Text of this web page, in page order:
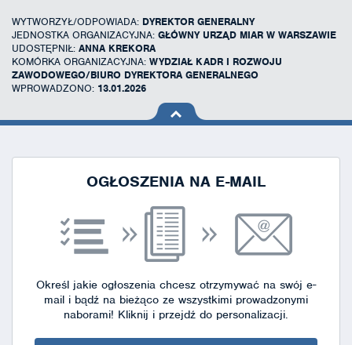
WYTWORZYŁ/ODPOWIADA: DYREKTOR GENERALNY
JEDNOSTKA ORGANIZACYJNA: GŁÓWNY URZĄD MIAR W WARSZAWIE
UDOSTĘPNIŁ: ANNA KREKORA
KOMÓRKA ORGANIZACYJNA: WYDZIAŁ KADR I ROZWOJU
ZAWODOWEGO/BIURO DYREKTORA GENERALNEGO
WPROWADZONO: 13.01.2026
na górę
OGŁOSZENIA NA E-MAIL
Określ jakie ogłoszenia chcesz otrzymywać na swój e-
mail i bądź na bieżąco ze wszystkimi prowadzonymi
naborami! Kliknij i przejdź do personalizacji.